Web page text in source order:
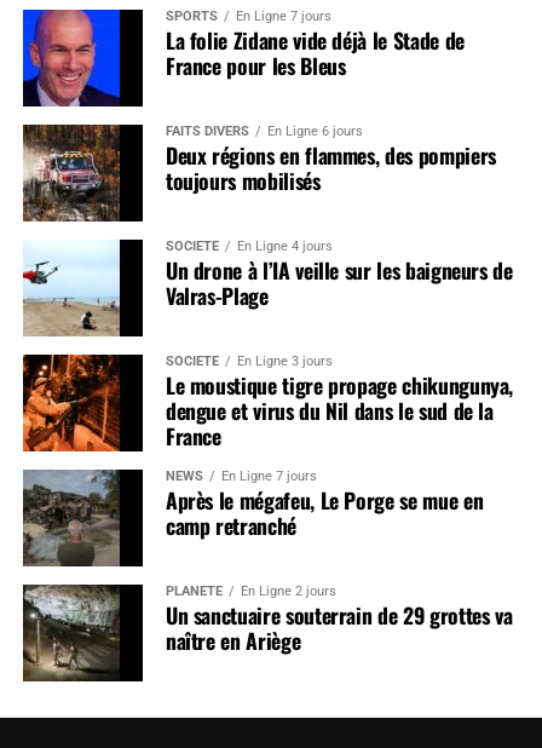
SPORTS En Ligne 7 jours
La folie Zidane vide déjà le Stade de
France pour les Bleus
FAITS DIVERS En Ligne 6 jours
Deux régions en flammes, des pompiers
toujours mobilisés
SOCIÉTÉ En Ligne 4 jours
Un drone à l’IA veille sur les baigneurs de
Valras-Plage
SOCIÉTÉ En Ligne 3 jours
Le moustique tigre propage chikungunya,
dengue et virus du Nil dans le sud de la
France
NEWS En Ligne 7 jours
Après le mégafeu, Le Porge se mue en
camp retranché
PLANÈTE En Ligne 2 jours
Un sanctuaire souterrain de 29 grottes va
naître en Ariège